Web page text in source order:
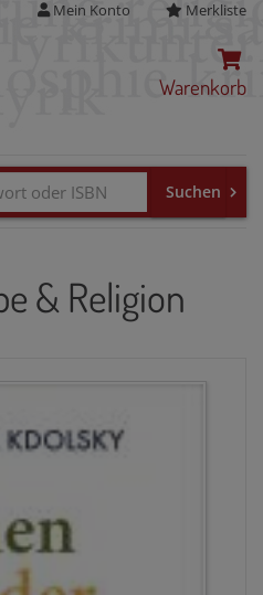
Mein Konto Merkliste
Warenkorb
& Religion